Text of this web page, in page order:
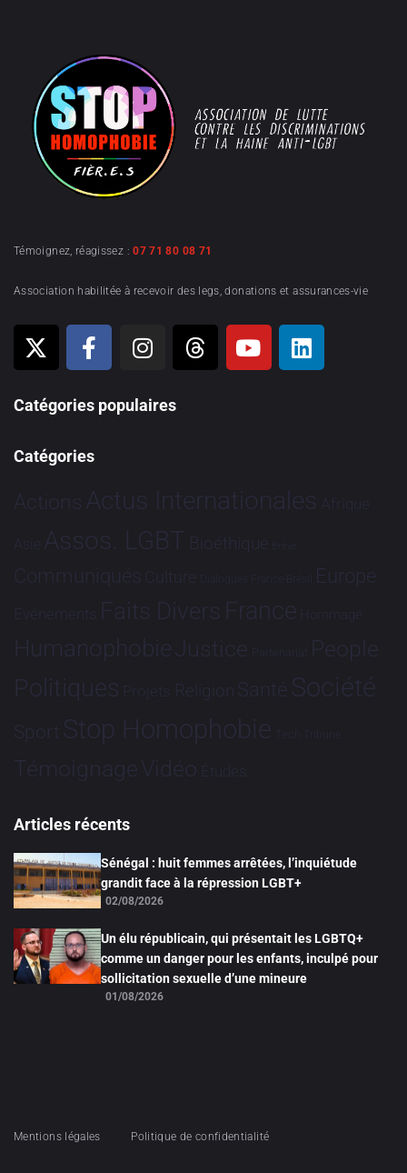
Témoignez, réagissez :07 71 80 08 71
Association habilitée à recevoir des legs, donations et assurances-vie
Catégories populaires
Catégories
Actions Actus Internationales Afrique
Asie Assos. LGBT Bioéthique Brève
Communiqués Culture Dialogues France-Brésil Europe
Evénements Faits Divers France Hommage
HumanophobieJustice Partenariat People
Politiques Projets Religion Santé Société
Sport Stop Homophobie Tech Tribune
TémoignageVidéo Études
Articles récents
Sénégal : huit femmes arrêtées, l’inquiétude
grandit face à la répression LGBT+
02/08/2026
Un élu républicain, qui présentait les LGBTQ+
comme un danger pour les enfants, inculpé pour
sollicitation sexuelle d’une mineure
01/08/2026
Mentions légales Politique de confidentialité